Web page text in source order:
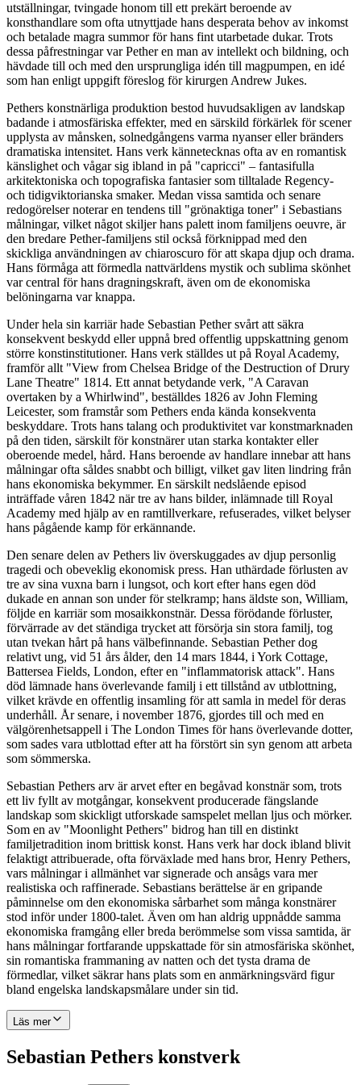
utställningar, tvingade honom till ett prekärt beroende av
konsthandlare som ofta utnyttjade hans desperata behov av inkomst
och betalade magra summor för hans fint utarbetade dukar. Trots
dessa påfrestningar var Pether en man av intellekt och bildning, och
hävdade till och med den ursprungliga idén till magpumpen, en idé
som han enligt uppgift föreslog för kirurgen Andrew Jukes.
Pethers konstnärliga produktion bestod huvudsakligen av landskap
badande i atmosfäriska effekter, med en särskild förkärlek för scener
upplysta av månsken, solnedgångens varma nyanser eller bränders
dramatiska intensitet. Hans verk kännetecknas ofta av en romantisk
känslighet och vågar sig ibland in på "capricci" – fantasifulla
arkitektoniska och topografiska fantasier som tilltalade Regency-
och tidigviktorianska smaker. Medan vissa samtida och senare
redogörelser noterar en tendens till "grönaktiga toner" i Sebastians
målningar, vilket något skiljer hans palett inom familjens oeuvre, är
den bredare Pether-familjens stil också förknippad med den
skickliga användningen av chiaroscuro för att skapa djup och drama.
Hans förmåga att förmedla nattvärldens mystik och sublima skönhet
var central för hans dragningskraft, även om de ekonomiska
belöningarna var knappa.
Under hela sin karriär hade Sebastian Pether svårt att säkra
konsekvent beskydd eller uppnå bred offentlig uppskattning genom
större konstinstitutioner. Hans verk ställdes ut på Royal Academy,
framför allt "View from Chelsea Bridge of the Destruction of Drury
Lane Theatre" 1814. Ett annat betydande verk, "A Caravan
overtaken by a Whirlwind", beställdes 1826 av John Fleming
Leicester, som framstår som Pethers enda kända konsekventa
beskyddare. Trots hans talang och produktivitet var konstmarknaden
på den tiden, särskilt för konstnärer utan starka kontakter eller
oberoende medel, hård. Hans beroende av handlare innebar att hans
målningar ofta såldes snabbt och billigt, vilket gav liten lindring från
hans ekonomiska bekymmer. En särskilt nedslående episod
inträffade våren 1842 när tre av hans bilder, inlämnade till Royal
Academy med hjälp av en ramtillverkare, refuserades, vilket belyser
hans pågående kamp för erkännande.
Den senare delen av Pethers liv överskuggades av djup personlig
tragedi och obeveklig ekonomisk press. Han uthärdade förlusten av
tre av sina vuxna barn i lungsot, och kort efter hans egen död
dukade en annan son under för stelkramp; hans äldste son, William,
följde en karriär som mosaikkonstnär. Dessa förödande förluster,
förvärrade av det ständiga trycket att försörja sin stora familj, tog
utan tvekan hårt på hans välbefinnande. Sebastian Pether dog
relativt ung, vid 51 års ålder, den 14 mars 1844, i York Cottage,
Battersea Fields, London, efter en "inflammatorisk attack". Hans
död lämnade hans överlevande familj i ett tillstånd av utblottning,
vilket krävde en offentlig insamling för att samla in medel för deras
underhåll. År senare, i november 1876, gjordes till och med en
välgörenhetsappell i The London Times för hans överlevande dotter,
som sades vara utblottad efter att ha förstört sin syn genom att arbeta
som sömmerska.
Sebastian Pethers arv är arvet efter en begåvad konstnär som, trots
ett liv fyllt av motgångar, konsekvent producerade fängslande
landskap som skickligt utforskade samspelet mellan ljus och mörker.
Som en av "Moonlight Pethers" bidrog han till en distinkt
familjetradition inom brittisk konst. Hans verk har dock ibland blivit
felaktigt attribuerade, ofta förväxlade med hans bror, Henry Pethers,
vars målningar i allmänhet var signerade och ansågs vara mer
realistiska och raffinerade. Sebastians berättelse är en gripande
påminnelse om den ekonomiska sårbarhet som många konstnärer
stod inför under 1800-talet. Även om han aldrig uppnådde samma
ekonomiska framgång eller breda berömmelse som vissa samtida, är
hans målningar fortfarande uppskattade för sin atmosfäriska skönhet,
sin romantiska frammaning av natten och det tysta drama de
förmedlar, vilket säkrar hans plats som en anmärkningsvärd figur
bland engelska landskapsmålare under sin tid.
Läs mer
Sebastian Pethers konstverk